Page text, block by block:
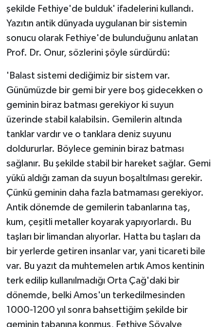
şekilde Fethiye'de bulduk' ifadelerini kullandı.
Yazıtın antik dünyada uygulanan bir sistemin
sonucu olarak Fethiye'de bulunduğunu anlatan
Prof. Dr. Onur, sözlerini şöyle sürdürdü:
'Balast sistemi dediğimiz bir sistem var.
Günümüzde bir gemi bir yere boş gidecekken o
geminin biraz batması gerekiyor ki suyun
üzerinde stabil kalabilsin. Gemilerin altında
tanklar vardır ve o tanklara deniz suyunu
doldururlar. Böylece geminin biraz batması
sağlanır. Bu şekilde stabil bir hareket sağlar. Gemi
yükü aldığı zaman da suyun boşaltılması gerekir.
Çünkü geminin daha fazla batmaması gerekiyor.
Antik dönemde de gemilerin tabanlarına taş,
kum, çeşitli metaller koyarak yapıyorlardı. Bu
taşları bir limandan alıyorlar. Hatta bu taşları da
bir yerlerde getiren insanlar var, yani ticareti bile
var. Bu yazıt da muhtemelen artık Amos kentinin
terk edilip kullanılmadığı Orta Çağ'daki bir
dönemde, belki Amos'un terkedilmesinden
1000-1200 yıl sonra bahsettiğim şekilde bir
geminin tabanına konmuş, Fethiye Şövalye